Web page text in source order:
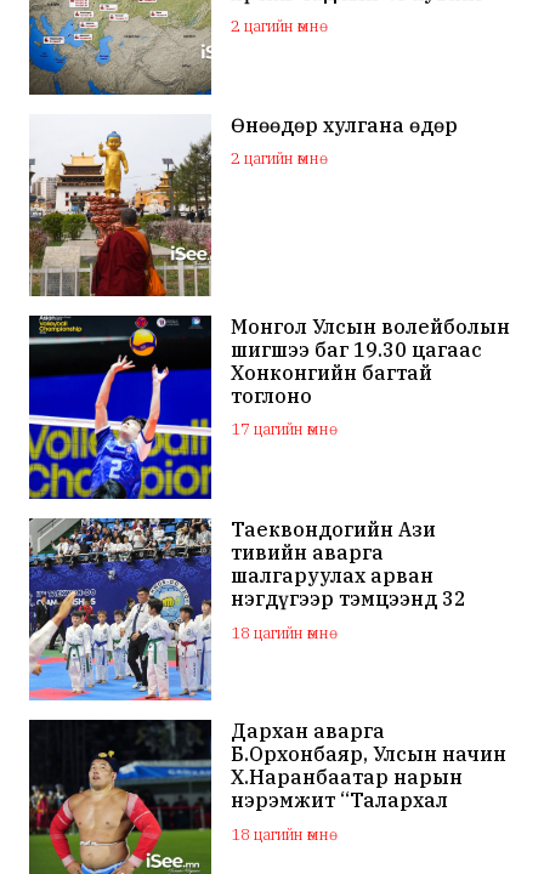
бүрдүүлдэг байжээ
2 цагийн өмнө
Өнөөдөр хулгана өдөр
2 цагийн өмнө
Монгол Улсын волейболын
шигшээ баг 19.30 цагаас
Хонконгийн багтай
тоглоно
17 цагийн өмнө
Таеквондогийн Ази
тивийн аварга
шалгаруулах арван
нэгдүгээр тэмцээнд 32
орны тамирчид өрсөлдөж
байна
18 цагийн өмнө
Дархан аварга
Б.Орхонбаяр, Улсын начин
Х.Наранбаатар нарын
нэрэмжит “Талархал
хүндэтгэл” хүчит бөхийн
барилдаан болно
18 цагийн өмнө